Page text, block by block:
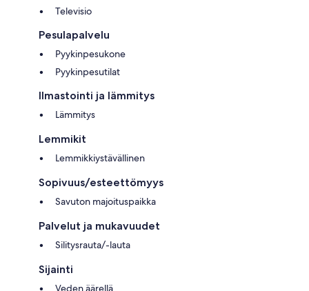
Televisio
Pesulapalvelu
Pyykinpesukone
Pyykinpesutilat
Ilmastointi ja lämmitys
Lämmitys
Lemmikit
Lemmikkiystävällinen
Sopivuus/esteettömyys
Savuton majoituspaikka
Palvelut ja mukavuudet
Silitysrauta/-lauta
Sijainti
Veden äärellä